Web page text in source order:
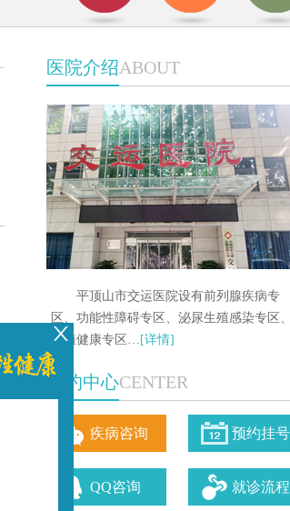
医院介绍ABOUT
平顶山市交运医院设有前列腺疾病专
区、功能性障碍专区、泌尿生殖感染专区、
生殖健康专区… [详情]
预约中心CENTER
疾病咨询 预约挂号
QQ咨询 就诊流程